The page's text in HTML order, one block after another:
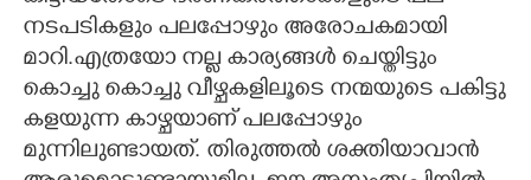
നടപടികളും പലപ്പോഴും അരോചകമായി
മാറി.എത്രയോ നല്ല കാര്യങ്ങൾ ചെയ്തിട്ടും
കൊച്ചു കൊച്ചു വീഴ്ചകളിലൂടെ നന്മയുടെ പകിട്ടു
കളയുന്ന കാഴ്ചയാണ് പലപ്പോഴും
മുന്നിലുണ്ടായത്. തിരുത്തൽ ശക്തിയാവാൻ